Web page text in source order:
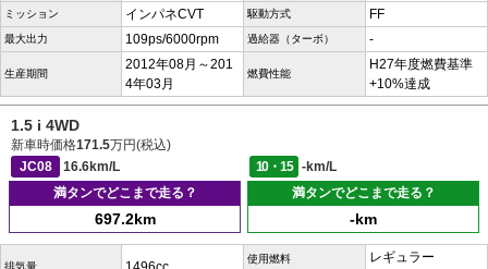
ミッション インパネCVT 駆動方式 FF
最大出力 109ps/6000rpm 過給器（ターボ） -
生産期間
2012年08月～201
4年03月
燃費性能
H27年度燃費基準
+10%達成
1.5 i 4WD
新車時価格171.5万円(税込)
JC08
16.6km/L 10・15
-km/L
満タンでどこまで走る？
697.2km
満タンでどこまで走る？
-km
排気量
使用燃料
レギュラー